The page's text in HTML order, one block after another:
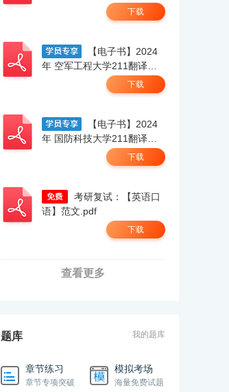
译【211翻译硕士英语】考研
下载
年 空军工程大学211翻译硕
士英语考研精品资料.pdf
下载
年 国防科技大学211翻译硕
士英语考研精品资料.pdf
下载
语】范文.pdf
下载
查看更多
题库 我的题库
章节练习
章节专项突破
模拟考场
海量免费试题